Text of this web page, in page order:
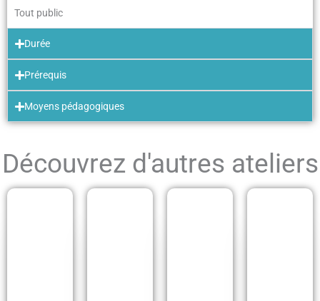
Tout public
Durée
Prérequis
Moyens pédagogiques
Découvrez d'autres ateliers